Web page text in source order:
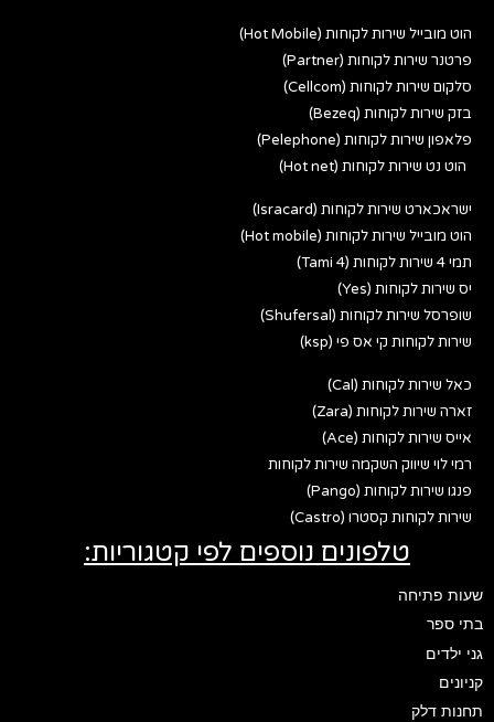
הוט מובייל שירות לקוחות (Hot Mobile)
פרטנר שירות לקוחות (Partner)
סלקום שירות לקוחות (Cellcom)
בזק שירות לקוחות (Bezeq)
פלאפון שירות לקוחות (Pelephone)
הוט נט שירות לקוחות (Hot net)
ישראכארט שירות לקוחות (Isracard)
הוט מובייל שירות לקוחות (Hot mobile)
תמי 4 שירות לקוחות (Tami 4)
יס שירות לקוחות (Yes)
שופרסל שירות לקוחות (Shufersal)
שירות לקוחות קי אס פי (ksp)
כאל שירות לקוחות (Cal)
זארה שירות לקוחות (Zara)
אייס שירות לקוחות (Ace)
רמי לוי שיווק השקמה שירות לקוחות
פנגו שירות לקוחות (Pango)
שירות לקוחות קסטרו (Castro)
טלפונים נוספים לפי קטגוריות:
שעות פתיחה
בתי ספר
גני ילדים
קניונים
תחנות דלק